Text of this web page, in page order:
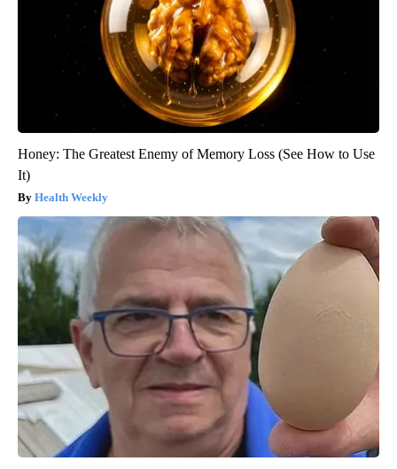
Honey: The Greatest Enemy of Memory Loss (See How to Use
It)
Health Weekly